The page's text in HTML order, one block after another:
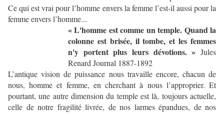
Ce qui est vrai pour l’homme envers la femme l’est-il aussi pour la
femme envers l’homme...
« L'homme est comme un temple. Quand la
colonne est brisée, il tombe, et les femmes
n'y portent plus leurs dévotions. » Jules
Renard Journal 1887-1892
L’antique vision de puissance nous travaille encore, chacun de
nous, homme et femme, en cherchant à nous l’approprier. Et
pourtant, une autre dimension du temple est là, toujours actuelle,
celle de notre fragilité livrée, de nos larmes épandues, de nos